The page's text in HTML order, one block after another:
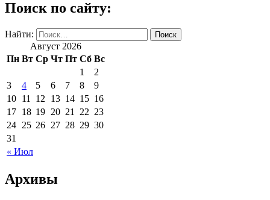
Поиск по сайту:
Найти:
Август 2026
Пн Вт Ср Чт Пт Сб Вс
« Июл
1
2
3
4 5 6 7 8
9
10 11 12 13 14 15 16
17 18 19 20 21 22 23
24 25 26 27 28 29 30
31
Архивы